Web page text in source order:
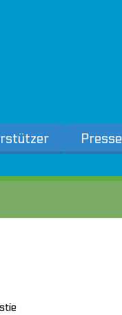
Presse